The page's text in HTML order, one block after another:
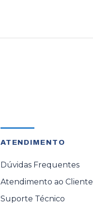
ATENDIMENTO
Dúvidas Frequentes
Atendimento ao Cliente
Suporte Técnico